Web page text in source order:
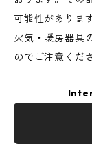
可能性がありま
火気・暖房器具
のでご注意くだ